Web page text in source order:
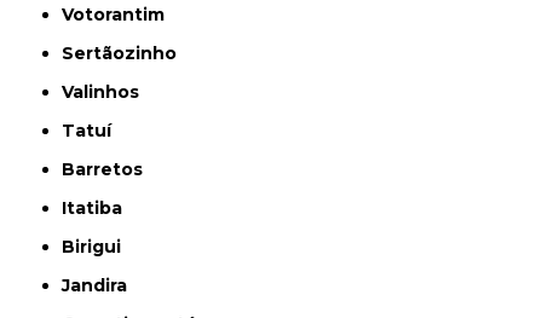
Votorantim
Sertãozinho
Valinhos
Tatuí
Barretos
Itatiba
Birigui
Jandira